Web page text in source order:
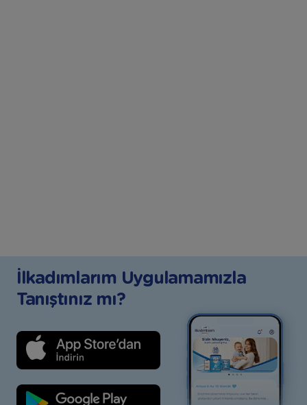
İlkadımlarım Uygulamamızla
Tanıştınız mı?